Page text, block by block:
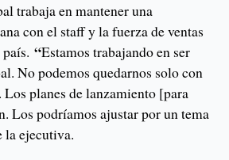
trabaja en mantener una
con el staff y la fuerza de ventas
“Estamos trabajando en ser
No podemos quedarnos solo con
planes de lanzamiento [para
Los podríamos ajustar por un tema
la ejecutiva.